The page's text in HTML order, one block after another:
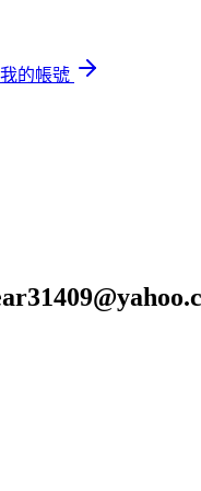
我的帳號